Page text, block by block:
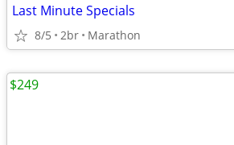
Last Minute Specials
8/5 2br Marathon
$249